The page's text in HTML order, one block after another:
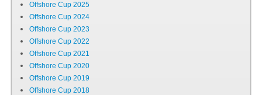
ČANY
Kdo jsme
Zveme vás mezi nás
Offshore Cup 2025
Offshore Cup 2024
Offshore Cup 2023
Offshore Cup 2022
Offshore Cup 2021
Offshore Cup 2020
Offshore Cup 2019
Offshore Cup 2018